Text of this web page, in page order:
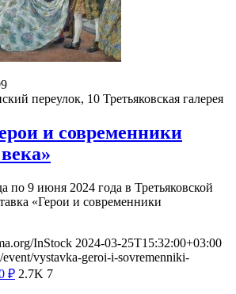
переулок, 10 Третьяковская галерея
и современники
по 9 июня 2024 года в Третьяковской
«Герои и современники
InStock 2024-03-25T15:32:00+03:00
vystavka-geroi-i-sovremenniki-
₽ 2.7K 7